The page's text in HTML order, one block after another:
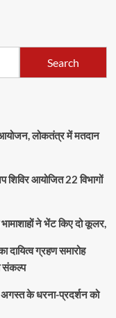
Search
आयोजन, लोकतंत्र में मतदान
आयोजित 22 विभागों
भामाशाहों ने भेंट किए दो कूलर,
दायित्व ग्रहण समारोह
संकल्प
के धरना-प्रदर्शन को